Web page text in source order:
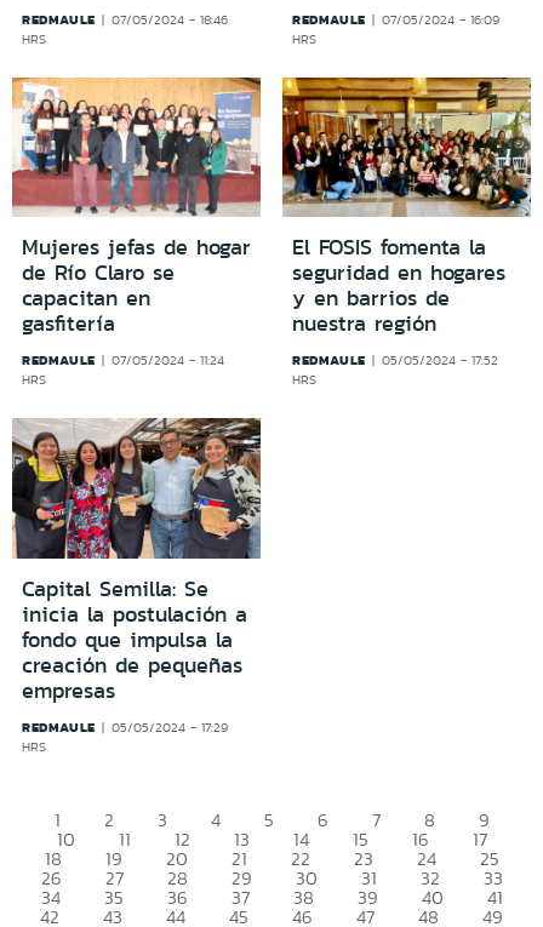
REDMAULE
07/05/2024 - 18:46
HRS
REDMAULE
07/05/2024 - 16:09
HRS
Mujeres jefas de hogar
de Río Claro se
capacitan en
gasfitería
REDMAULE
07/05/2024 - 11:24
HRS
El FOSIS fomenta la
seguridad en hogares
y en barrios de
nuestra región
REDMAULE
05/05/2024 - 17:52
HRS
Capital Semilla: Se
inicia la postulación a
fondo que impulsa la
creación de pequeñas
empresas
REDMAULE
05/05/2024 - 17:29
HRS
1 2 3 4 5 6 7 8 9
10 11 12 13 14 15 16 17
18 19 20 21 22 23 24 25
26 27 28 29 30 31 32 33
34 35 36 37 38 39 40 41
42 43 44 45 46 47 48 49